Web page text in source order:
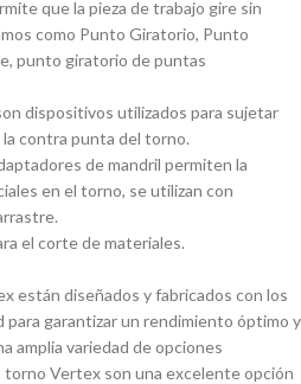
que la pieza de trabajo gire sin
como Punto Giratorio, Punto
punto giratorio de puntas
dispositivos utilizados para sujetar
la contra punta del torno.
de mandril permiten la
en el torno, se utilizan con
el corte de materiales.
están diseñados y fabricados con los
para garantizar un rendimiento óptimo y
amplia variedad de opciones
torno Vertex son una excelente opción